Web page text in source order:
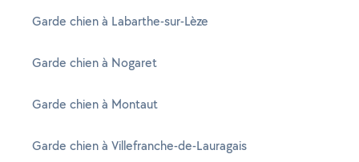
Garde chien à Labarthe-sur-Lèze
Garde chien à Nogaret
Garde chien à Montaut
Garde chien à Villefranche-de-Lauragais